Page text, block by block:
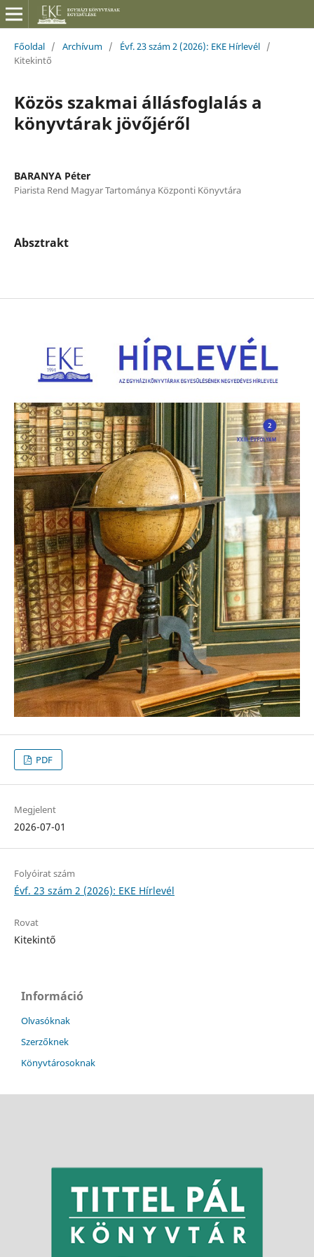
Főoldal / Archívum / Évf. 23 szám 2 (2026): EKE Hírlevél /
Kitekintő
Közös szakmai állásfoglalás a
könyvtárak jövőjéről
BARANYA Péter
Piarista Rend Magyar Tartománya Központi Könyvtára
Absztrakt
PDF
Megjelent
2026-07-01
Folyóirat szám
Évf. 23 szám 2 (2026): EKE Hírlevél
Rovat
Kitekintő
Információ
Olvasóknak
Szerzőknek
Könyvtárosoknak